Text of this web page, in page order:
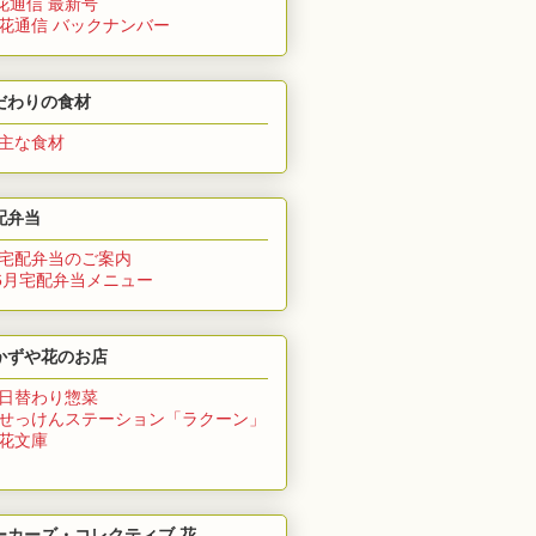
通信 最新号
通信 バックナンバー
わりの食材
な食材
弁当
配弁当のご案内
宅配弁当メニュー
ずや花のお店
替わり惣菜
っけんステーション「ラクーン」
文庫